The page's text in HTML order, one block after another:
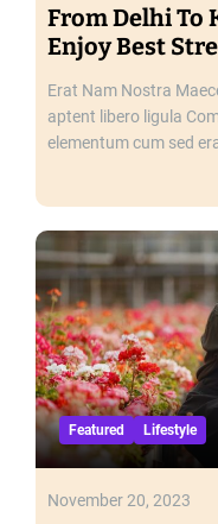
From Delhi To
Enjoy Best
Erat Nam Nostra
aptent libero ligula
elementum cum sed
Featured Lifestyle
November 20, 2023